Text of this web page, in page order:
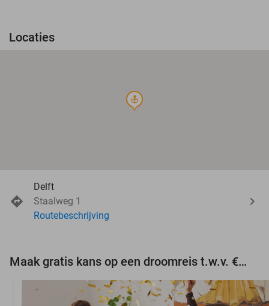
Locaties
course
Delft
Staalweg 1
Routebeschrijving
Maak gratis kans op een droomreis t.w.v. €3.000!